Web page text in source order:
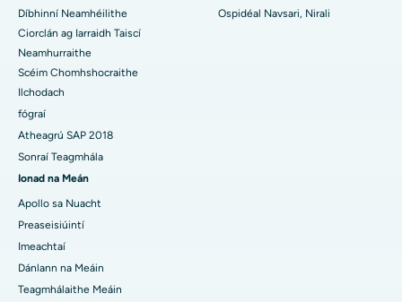
Díbhinní Neamhéilithe
Ciorclán ag Iarraidh Taiscí
Neamhurraithe
Scéim Chomhshocraithe
Ilchodach
fógraí
Atheagrú SAP 2018
Sonraí Teagmhála
Ionad na Meán
Apollo sa Nuacht
Preaseisiúintí
Imeachtaí
Dánlann na Meáin
Teagmhálaithe Meáin
Ospidéal Navsari, Nirali